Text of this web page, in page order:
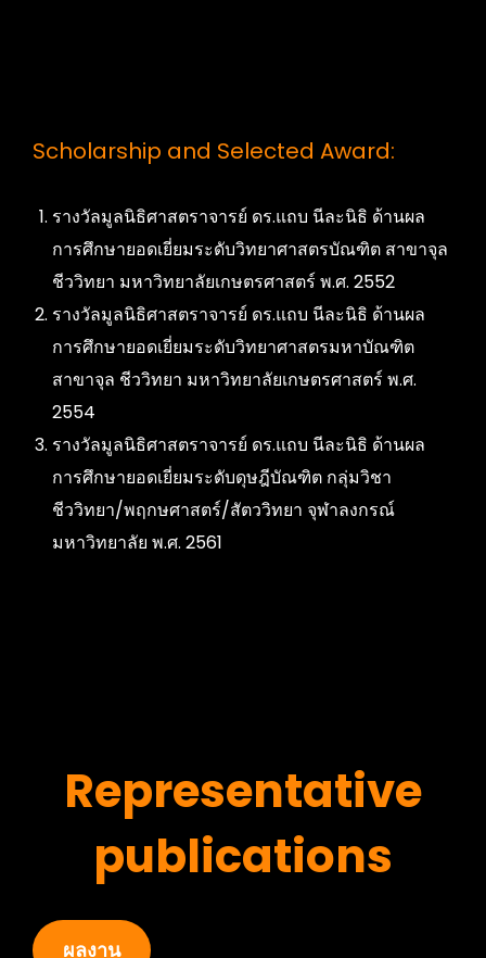
Scholarship and Selected Award:
รางวัลมูลนิธิศาสตราจารย์ ดร.แถบ นีละนิธิ ด้านผล
การศึกษายอดเยี่ยมระดับวิทยาศาสตรบัณฑิต สาขาจุล
ชีววิทยา มหาวิทยาลัยเกษตรศาสตร์ พ.ศ. 2552
รางวัลมูลนิธิศาสตราจารย์ ดร.แถบ นีละนิธิ ด้านผล
การศึกษายอดเยี่ยมระดับวิทยาศาสตรมหาบัณฑิต
สาขาจุล ชีววิทยา มหาวิทยาลัยเกษตรศาสตร์ พ.ศ.
2554
รางวัลมูลนิธิศาสตราจารย์ ดร.แถบ นีละนิธิ ด้านผล
การศึกษายอดเยี่ยมระดับดุษฎีบัณฑิต กลุ่มวิชา
ชีววิทยา/พฤกษศาสตร์/สัตววิทยา จุฬาลงกรณ์
มหาวิทยาลัย พ.ศ. 2561
Representative
publications
ผลงาน